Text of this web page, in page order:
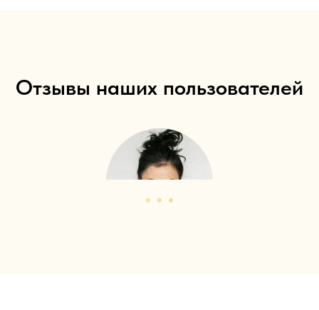
Отзывы наших пользователей